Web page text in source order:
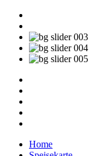
Home